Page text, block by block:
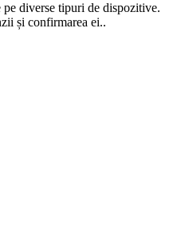
diverse tipuri de dispozitive.
și confirmarea ei..